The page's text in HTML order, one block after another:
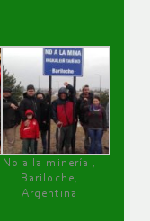
No a la minería ,
Bariloche,
Argentina